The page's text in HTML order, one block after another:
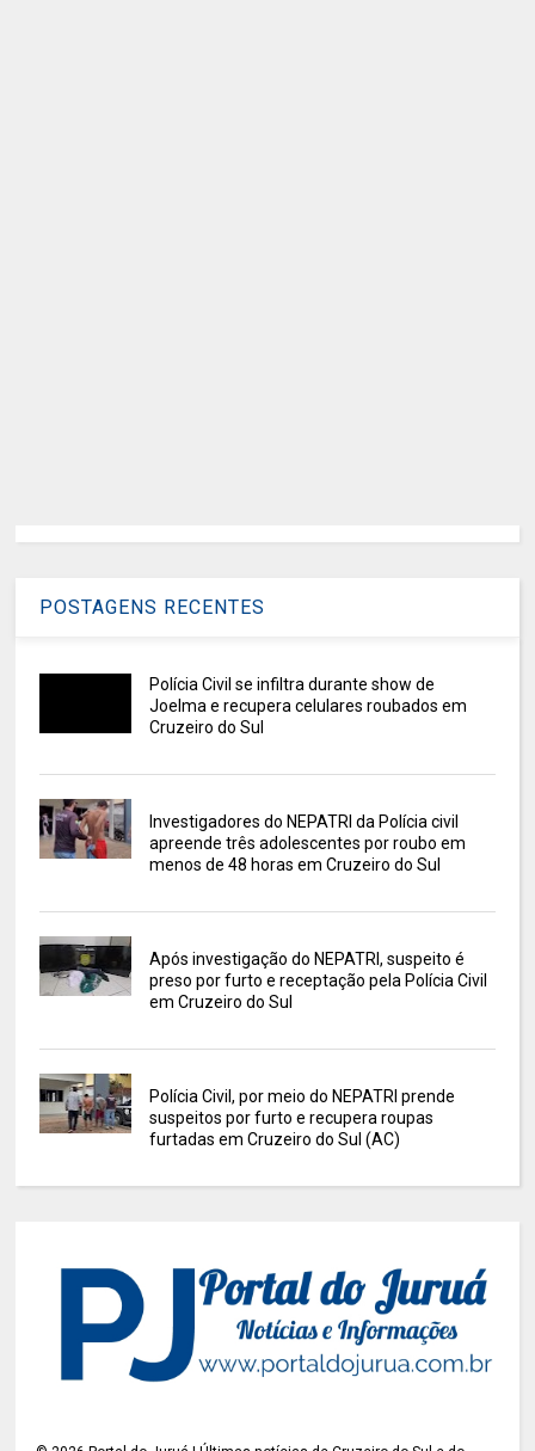
POSTAGENS RECENTES
Polícia Civil se infiltra durante show de
Joelma e recupera celulares roubados em
Cruzeiro do Sul
Investigadores do NEPATRI da Polícia civil
apreende três adolescentes por roubo em
menos de 48 horas em Cruzeiro do Sul
Após investigação do NEPATRI, suspeito é
preso por furto e receptação pela Polícia Civil
em Cruzeiro do Sul
Polícia Civil, por meio do NEPATRI prende
suspeitos por furto e recupera roupas
furtadas em Cruzeiro do Sul (AC)